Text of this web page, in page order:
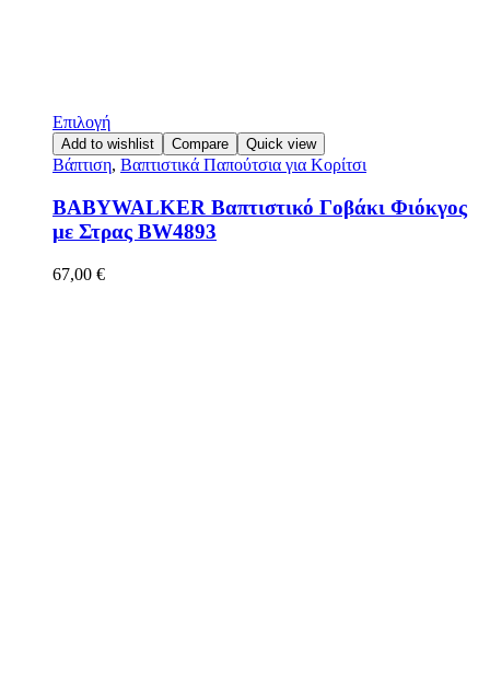
Επιλογή
Add to wishlist Compare Quick view
Βάπτιση, Βαπτιστικά Παπούτσια για Κορίτσι
BABYWALKER Βαπτιστικό Γοβάκι Φιόκγος
με Στρας BW4893
67,00 €